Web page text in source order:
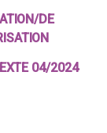
DE
04/2024